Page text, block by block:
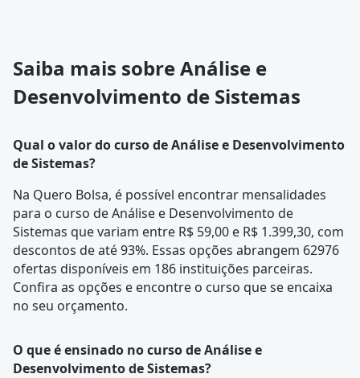
Saiba mais sobre Análise e
Desenvolvimento de Sistemas
Qual o valor do curso de Análise e Desenvolvimento
de Sistemas?
Na Quero Bolsa, é possível encontrar mensalidades
para o curso de Análise e Desenvolvimento de
Sistemas que variam entre R$ 59,00 e R$ 1.399,30, com
descontos de até 93%. Essas opções abrangem 62976
ofertas disponíveis em 186 instituições parceiras.
Confira as opções e encontre o curso que se encaixa
no seu orçamento.
O que é ensinado no curso de Análise e
Desenvolvimento de Sistemas?